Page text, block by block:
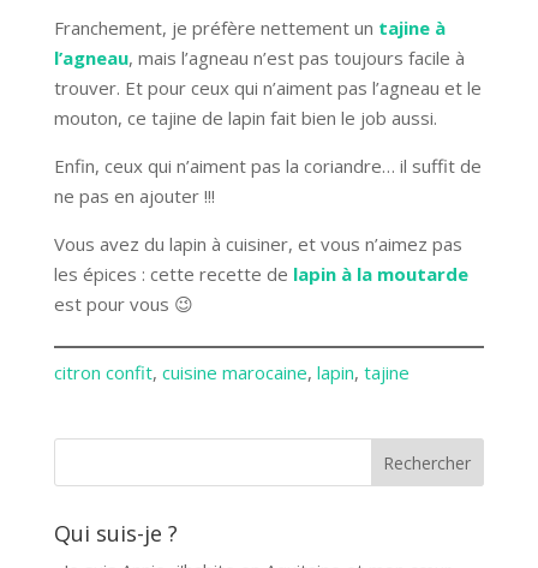
Franchement, je préfère nettement un tajine à
l’agneau, mais l’agneau n’est pas toujours facile à
trouver. Et pour ceux qui n’aiment pas l’agneau et le
mouton, ce tajine de lapin fait bien le job aussi.
Enfin, ceux qui n’aiment pas la coriandre… il suffit de
ne pas en ajouter !!!
Vous avez du lapin à cuisiner, et vous n’aimez pas
les épices : cette recette de lapin à la moutarde
est pour vous 😉
citron confit, cuisine marocaine, lapin, tajine
Qui suis-je ?